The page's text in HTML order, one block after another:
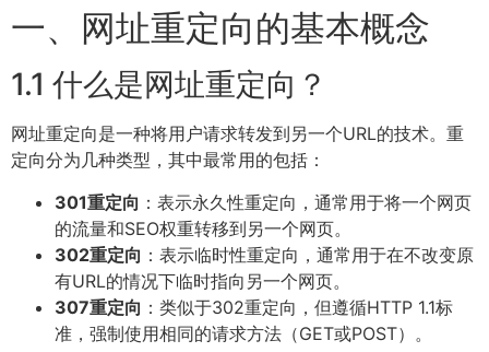
一、网址重定向的基本概念
1.1 什么是网址重定向？
网址重定向是一种将用户请求转发到另一个URL的技术。重
定向分为几种类型，其中最常用的包括：
301重定向 ：表示永久性重定向，通常用于将一个网页
的流量和SEO权重转移到另一个网页。
302重定向 ：表示临时性重定向，通常用于在不改变原
有URL的情况下临时指向另一个网页。
307重定向 ：类似于302重定向，但遵循HTTP 1.1标
准，强制使用相同的请求方法（GET或POST）。